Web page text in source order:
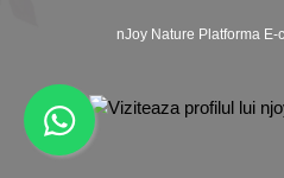
nJoy Nature Platforma E-